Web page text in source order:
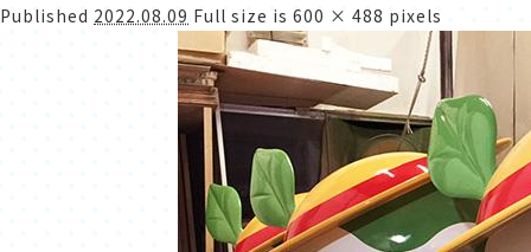
Published 2022.08.09 Full size is 600 × 488 pixels